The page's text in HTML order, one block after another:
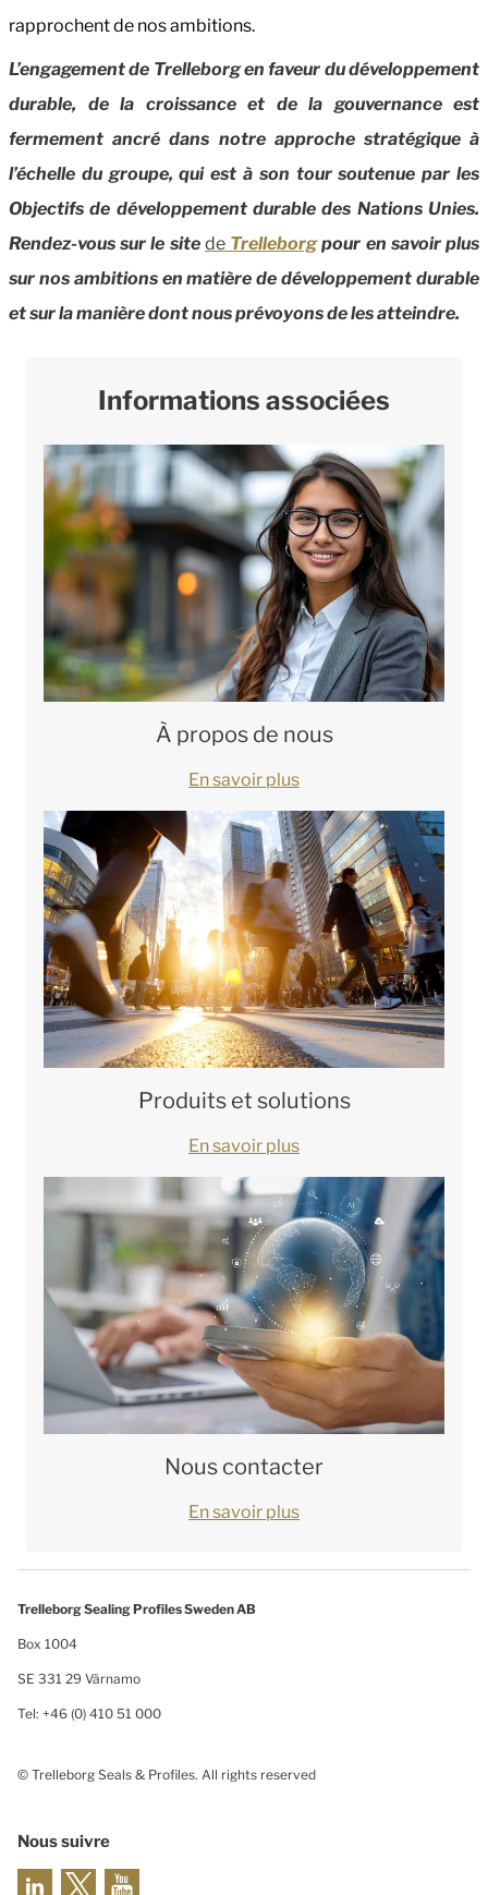
rapprochent de nos ambitions.
L’engagement de Trelleborg en faveur du développement
durable, de la croissance et de la gouvernance est
fermement ancré dans notre approche stratégique à
l’échelle du groupe, qui est à son tour soutenue par les
Objectifs de développement durable des Nations Unies.
Rendez-vous sur le site deTrelleborgpour en savoir plus
sur nos ambitions en matière de développement durable
et sur la manière dont nous prévoyons de les atteindre.
Informations associées
À propos de nous
En savoir plus
Produits et solutions
En savoir plus
Nous contacter
En savoir plus
Trelleborg Sealing Profiles Sweden AB
Box 1004
SE 331 29 Värnamo
Tel: +46 (0) 410 51 000
© Trelleborg Seals & Profiles. All rights reserved
Nous suivre